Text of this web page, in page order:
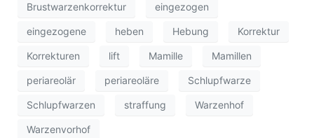
Brustwarzenkorrektur eingezogen
eingezogene heben Hebung Korrektur
Korrekturen lift Mamille Mamillen
periareolär periareoläre Schlupfwarze
Schlupfwarzen straffung Warzenhof
Warzenvorhof